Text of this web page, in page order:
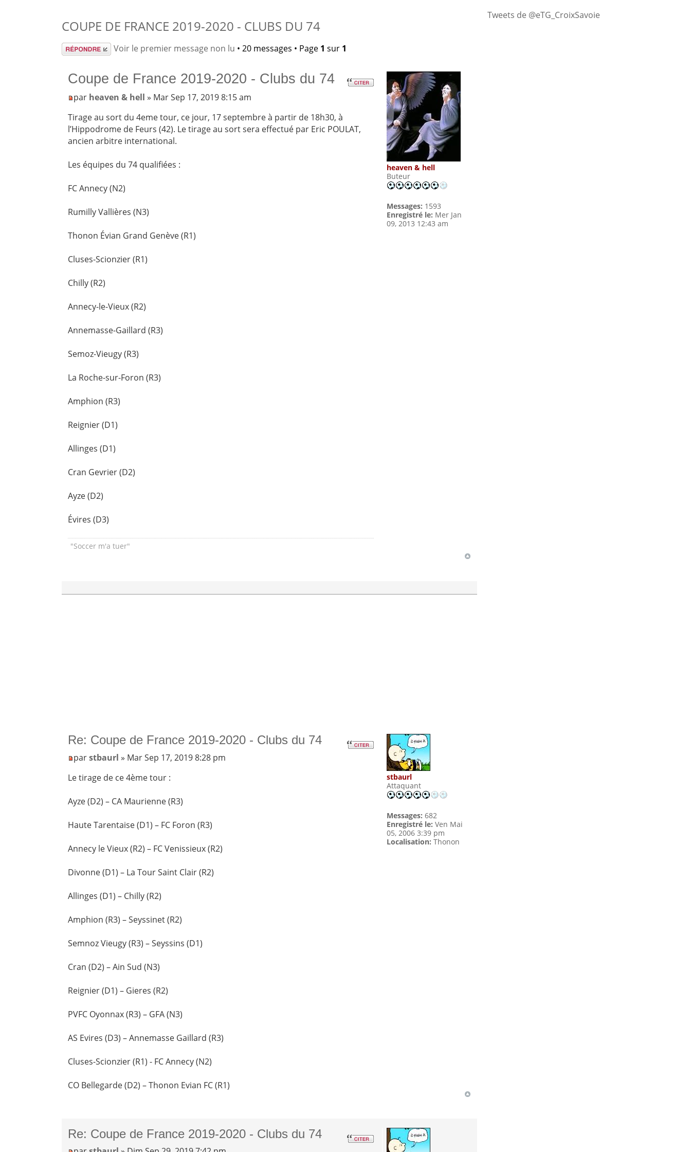
COUPE DE FRANCE 2019-2020 - CLUBS DU 74
Répondre Voir le premier message non lu • 20 messages • Page 1 sur 1
Coupe de France 2019-2020 - Clubs du 74
par heaven & hell » Mar Sep 17, 2019 8:15 am
Tirage au sort du 4eme tour, ce jour, 17 septembre à partir de 18h30, à
l’Hippodrome de Feurs (42). Le tirage au sort sera effectué par Eric POULAT,
ancien arbitre international.
Les équipes du 74 qualifiées :
FC Annecy (N2)
Rumilly Vallières (N3)
Thonon Évian Grand Genève (R1)
Cluses-Scionzier (R1)
Chilly (R2)
Annecy-le-Vieux (R2)
Annemasse-Gaillard (R3)
Semoz-Vieugy (R3)
La Roche-sur-Foron (R3)
Amphion (R3)
Reignier (D1)
Allinges (D1)
Cran Gevrier (D2)
Ayze (D2)
Évires (D3)
"Soccer m'a tuer"
heaven & hell
Buteur
Messages: 1593
Enregistré le: Mer Jan
09, 2013 12:43 am
Re: Coupe de France 2019-2020 - Clubs du 74
parstbaurl » Mar Sep 17, 2019 8:28 pm
Le tirage de ce 4ème tour :
Ayze (D2) – CA Maurienne (R3)
Haute Tarentaise (D1) – FC Foron (R3)
Annecy le Vieux (R2) – FC Venissieux (R2)
Divonne (D1) – La Tour Saint Clair (R2)
Allinges (D1) – Chilly (R2)
Amphion (R3) – Seyssinet (R2)
Semnoz Vieugy (R3) – Seyssins (D1)
Cran (D2) – Ain Sud (N3)
Reignier (D1) – Gieres (R2)
PVFC Oyonnax (R3) – GFA (N3)
AS Evires (D3) – Annemasse Gaillard (R3)
Cluses-Scionzier (R1) - FC Annecy (N2)
CO Bellegarde (D2) – Thonon Evian FC (R1)
stbaurl
Attaquant
Messages: 682
Enregistré le: Ven Mai
05, 2006 3:39 pm
Localisation: Thonon
Re: Coupe de France 2019-2020 - Clubs du 74
Tweets de @eTG_CroixSavoie